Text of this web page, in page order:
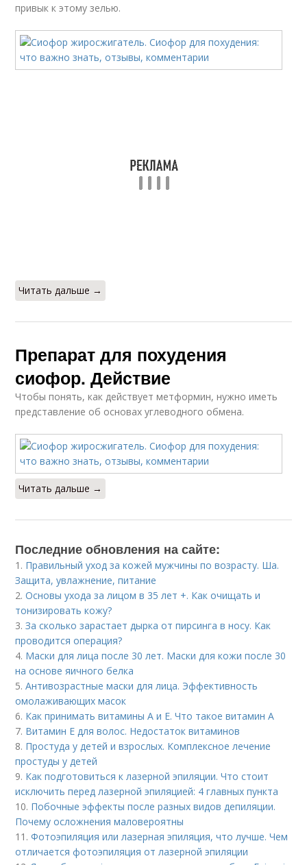
привык к этому зелью.
Читать дальше →
Препарат для похудения
сиофор. Действие
Чтобы понять, как действует метформин, нужно иметь
представление об основах углеводного обмена.
Читать дальше →
Последние обновления на сайте:
1. Правильный уход за кожей мужчины по возрасту. Ша.
Защита, увлажнение, питание
2.Основы ухода за лицом в 35 лет +. Как очищать и
тонизировать кожу?
3.За сколько зарастает дырка от пирсинга в носу. Как
проводится операция?
4. Маски для лица после 30 лет. Маски для кожи после 30
на основе яичного белка
5.Антивозрастные маски для лица. Эффективность
омолаживающих масок
6. Как принимать витамины А и Е. Что такое витамин А
7. Витамин Е для волос. Недостаток витаминов
8. Простуда у детей и взрослых. Комплексное лечение
простуды у детей
9. Как подготовиться к лазерной эпиляции. Что стоит
исключить перед лазерной эпиляцией: 4 главных пункта
10. Побочные эффекты после разных видов депиляции.
Почему осложнения маловероятны
11.Фотоэпиляция или лазерная эпиляция, что лучше. Чем
отличается фотоэпиляция от лазерной эпиляции